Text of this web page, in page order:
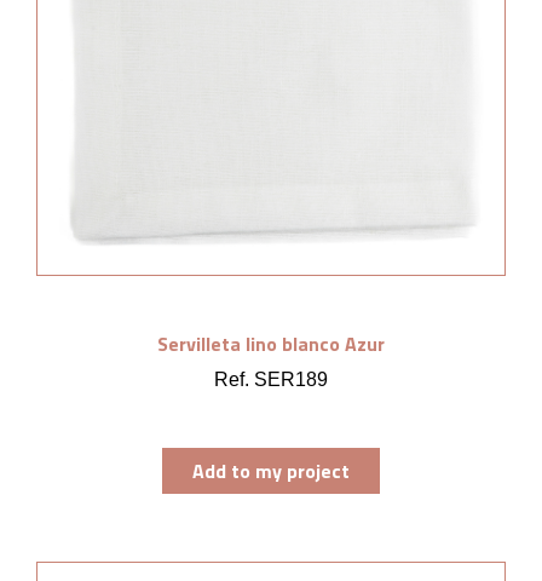
Servilleta lino blanco Azur
Ref. SER189
Add to my project